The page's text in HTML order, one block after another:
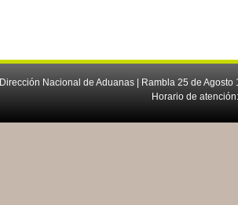
Dirección Nacional de Aduanas | Rambla 25 de
Horario de